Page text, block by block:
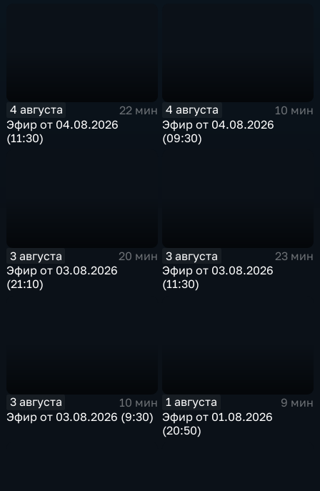
4 августа
22 мин
Эфир от 04.08.2026
(11:30)
4 августа
10 мин
Эфир от 04.08.2026
(09:30)
3 августа
20 мин
Эфир от 03.08.2026
(21:10)
3 августа
23 мин
Эфир от 03.08.2026
(11:30)
3 августа
10 мин
Эфир от 03.08.2026 (9:30)
1 августа
9 мин
Эфир от 01.08.2026
(20:50)